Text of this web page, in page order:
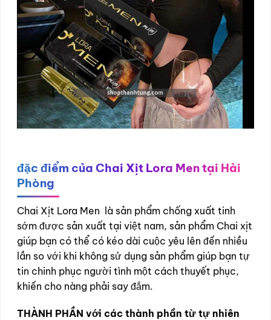
đặc điểm của Chai Xịt Lora Men tại Hải
Phòng
Chai Xịt Lora Men là sản phẩm chống xuất tinh
sớm được sản xuất tại việt nam, sản phẩm Chai xịt
giúp bạn có thể có kéo dài cuộc yêu lên đến nhiều
lần so với khi không sử dụng sản phẩm giúp bạn tự
tin chinh phục người tình một cách thuyết phục,
khiến cho nàng phải say đắm.
THÀNH PHẦN với các thành phần từ tự nhiên